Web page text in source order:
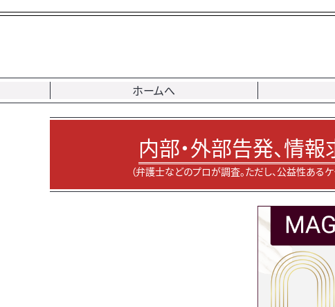
ホームへ
内部・外部告発、情報
（弁護士などのプロが調査。ただし、公益性あるケ